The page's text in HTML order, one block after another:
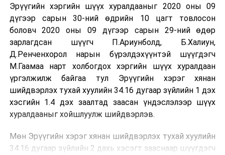
Эрүүгийн хэргийн шүүх хуралдааныг 2020 оны 09
дүгээр сарын 30-ний өдрийн 10 цагт товлосон
боловч 2020 оны 09 дүгээр сарын 29-ний өдөр
зарлагдсан шүүгч П.Ариунболд, Б.Халиун,
Д.Ренченхорол нарын бүрэлдэхүүнтэй шүүгдэгч
М.Гаамаа нарт холбогдох хэргийн шүүх хуралдаан
үргэлжилж байгаа тул Эрүүгийн хэрэг хянан
шийдвэрлэх тухай хуулийн 34.16 дугаар зүйлийн 1 дэх
хэсгийн 1.4 дэх заалтад заасан үндэслэлээр шүүх
хуралдааныг хойшлуулж шийдвэрлэв.
Мөн Эрүүгийн хэрэг хянан шийдвэрлэх тухай хуулийн
34.16 дугаар зүйлийн 2 дахь хэсэгт зааснаар шүүгдэгч